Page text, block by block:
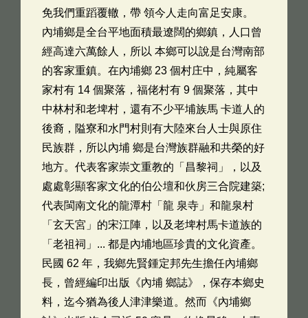
免我們重蹈覆轍，帶 領今人走向富足安康。
內埔鄉是全台平地面積最遼闊的鄉鎮，人口曾
經高達六萬餘人，所以 本鄉可以說是台灣南部
的客家重鎮。在內埔鄉 23 個村庄中，純屬客
家村有 14 個聚落，福佬村有 9 個聚落，其中
中林村和老埤村，還有不少平埔族馬 卡道人的
後裔，隘寮和水門村則有大陸來台人士與原住
民族群，所以內埔 鄉是台灣族群融和共榮的好
地方。代表客家崇文重教的「昌黎祠」，以及
處處彰顯客家文化的伯公壇和伙房三合院建築;
代表閩南文化的龍潭村「龍 泉寺」和龍泉村
「玄天宮」的宋江陣，以及老埤村馬卡道族的
「老祖祠」... 都是內埔地區珍貴的文化資產。
民國 62 年，我鄉先賢鍾定邦先生擔任內埔鄉
長，曾經編印出版《內埔 鄉誌》，保存本鄉史
料，迄今猶為後人津津樂道。然而《內埔鄉